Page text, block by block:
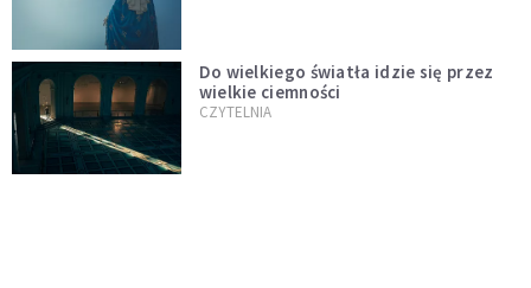
Do wielkiego światła idzie się przez
wielkie ciemności
CZYTELNIA